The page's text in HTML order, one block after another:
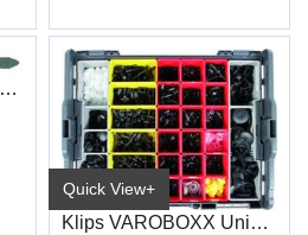
Strips Sort Förch 4,7 x 285mm
Quick View+
Klips VAROBOXX Universal (850)